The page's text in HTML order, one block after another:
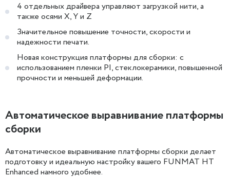
4 отдельных драйвера управляют загрузкой нити, а
также осями X, Y и Z
Значительное повышение точности, скорости и
надежности печати. ​​
Новая конструкция платформы для сборки: с
использованием пленки PI, стеклокерамики, повышенной
прочности и меньшей деформации.
Автоматическое выравнивание платформы
сборки
Автоматическое выравнивание платформы сборки делает
подготовку и идеальную настройку вашего FUNMAT HT
Enhanced намного удобнее.